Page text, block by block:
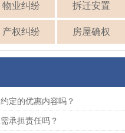
物业纠纷 拆迁安置
产权纠纷 房屋确权
定的优惠内容吗？
承担责任吗？